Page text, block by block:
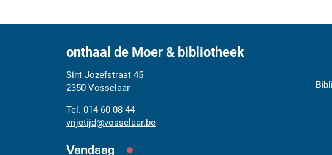
onthaal de Moer & bibliotheek
Adres
Sint Jozefstraat 45
2350 Vosselaar
Tel.
014 60 08 44
E-
mail
vrijetijd@vosselaar.be
Vandaag